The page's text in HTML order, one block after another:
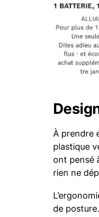
À prendre
plastique
ont pensé
rien ne
de